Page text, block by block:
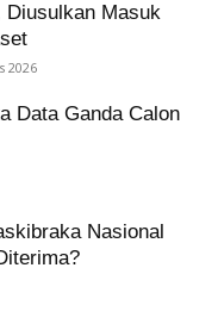
Diusulkan Masuk
2026
Data Ganda Calon
Nasional